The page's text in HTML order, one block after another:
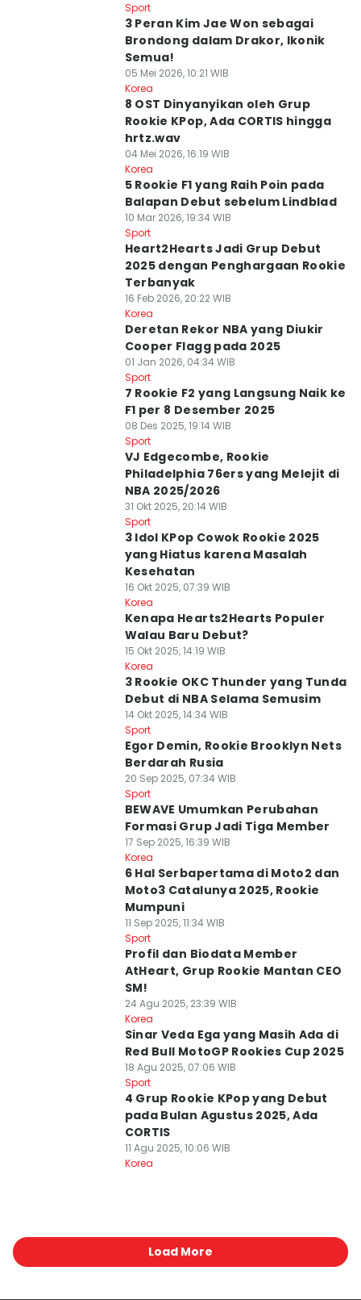
Sport
3 Peran Kim Jae Won sebagai
Brondong dalam Drakor, Ikonik
Semua!
05 Mei 2026, 10:21 WIB
Korea
8 OST Dinyanyikan oleh Grup
Rookie KPop, Ada CORTIS hingga
hrtz.wav
04 Mei 2026, 16:19 WIB
Korea
5 Rookie F1 yang Raih Poin pada
Balapan Debut sebelum Lindblad
10 Mar 2026, 19:34 WIB
Sport
Heart2Hearts Jadi Grup Debut
2025 dengan Penghargaan Rookie
Terbanyak
16 Feb 2026, 20:22 WIB
Korea
Deretan Rekor NBA yang Diukir
Cooper Flagg pada 2025
01 Jan 2026, 04:34 WIB
Sport
7 Rookie F2 yang Langsung Naik ke
F1 per 8 Desember 2025
08 Des 2025, 19:14 WIB
Sport
VJ Edgecombe, Rookie
Philadelphia 76ers yang Melejit di
NBA 2025/2026
31 Okt 2025, 20:14 WIB
Sport
3 Idol KPop Cowok Rookie 2025
yang Hiatus karena Masalah
Kesehatan
16 Okt 2025, 07:39 WIB
Korea
Kenapa Hearts2Hearts Populer
Walau Baru Debut?
15 Okt 2025, 14:19 WIB
Korea
3 Rookie OKC Thunder yang Tunda
Debut di NBA Selama Semusim
14 Okt 2025, 14:34 WIB
Sport
Egor Demin, Rookie Brooklyn Nets
Berdarah Rusia
20 Sep 2025, 07:34 WIB
Sport
BEWAVE Umumkan Perubahan
Formasi Grup Jadi Tiga Member
17 Sep 2025, 16:39 WIB
Korea
6 Hal Serbapertama di Moto2 dan
Moto3 Catalunya 2025, Rookie
Mumpuni
11 Sep 2025, 11:34 WIB
Sport
Profil dan Biodata Member
AtHeart, Grup Rookie Mantan CEO
SM!
24 Agu 2025, 23:39 WIB
Korea
Sinar Veda Ega yang Masih Ada di
Red Bull MotoGP Rookies Cup 2025
18 Agu 2025, 07:06 WIB
Sport
4 Grup Rookie KPop yang Debut
pada Bulan Agustus 2025, Ada
CORTIS
11 Agu 2025, 10:06 WIB
Korea
Load More